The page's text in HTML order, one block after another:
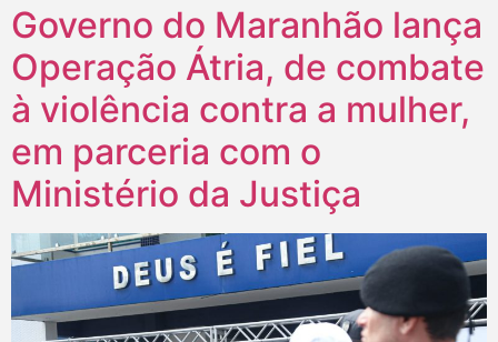
Governo do Maranhão lança
Operação Átria, de combate
à violência contra a mulher,
em parceria com o
Ministério da Justiça